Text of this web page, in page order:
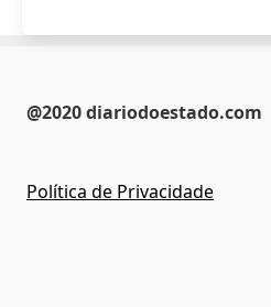
@2020 diariodoestado.com
Política de Privacidade